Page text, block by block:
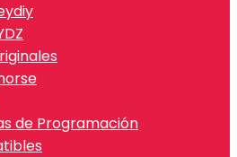
de Programación